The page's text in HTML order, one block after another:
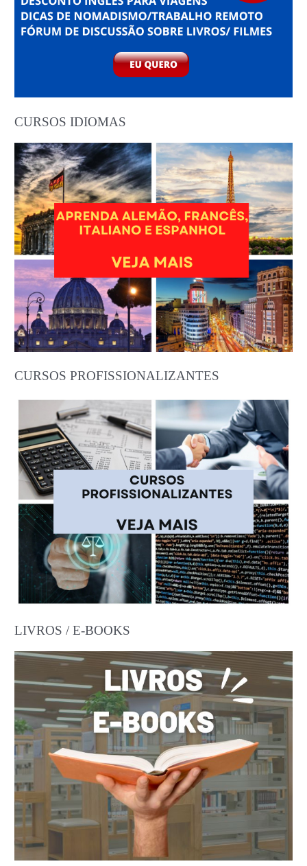
CURSOS IDIOMAS
CURSOS PROFISSIONALIZANTES
LIVROS / E-BOOKS